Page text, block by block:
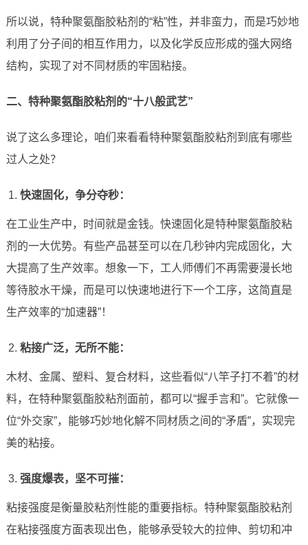
所以说，特种聚氨酯胶粘剂的“粘”性，并非蛮力，而是巧妙地
利用了分子间的相互作用力，以及化学反应形成的强大网络
结构，实现了对不同材质的牢固粘接。
二、特种聚氨酯胶粘剂的“十八般武艺”
说了这么多理论，咱们来看看特种聚氨酯胶粘剂到底有哪些
过人之处？
快速固化，争分夺秒：
在工业生产中，时间就是金钱。快速固化是特种聚氨酯胶粘
剂的一大优势。有些产品甚至可以在几秒钟内完成固化，大
大提高了生产效率。想象一下，工人师傅们不再需要漫长地
等待胶水干燥，而是可以快速地进行下一个工序，这简直是
生产效率的“加速器”！
粘接广泛，无所不能：
木材、金属、塑料、复合材料，这些看似“八竿子打不着”的材
料，在特种聚氨酯胶粘剂面前，都可以“握手言和”。它就像一
位“外交家”，能够巧妙地化解不同材质之间的“矛盾”，实现完
美的粘接。
强度爆表，坚不可摧：
粘接强度是衡量胶粘剂性能的重要指标。特种聚氨酯胶粘剂
在粘接强度方面表现出色，能够承受较大的拉伸、剪切和冲